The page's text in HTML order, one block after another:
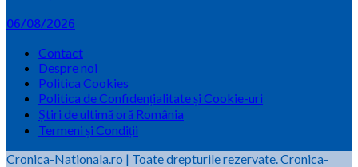
06/08/2026
Contact
Despre noi
Politica Cookies
Politica de Confidențialitate și Cookie-uri
Știri de ultimă oră România
Termeni și Condiții
Cronica-Nationala.ro | Toate drepturile rezervate. Cronica-